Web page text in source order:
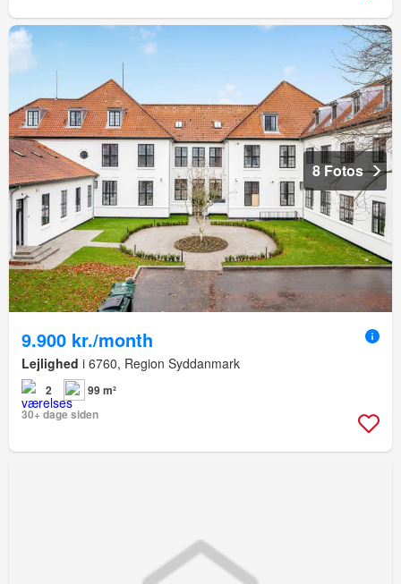
8 Fotos
9.900 kr./month
Lejlighed i 6760, Region Syddanmark
2
99 m²
30+ dage siden